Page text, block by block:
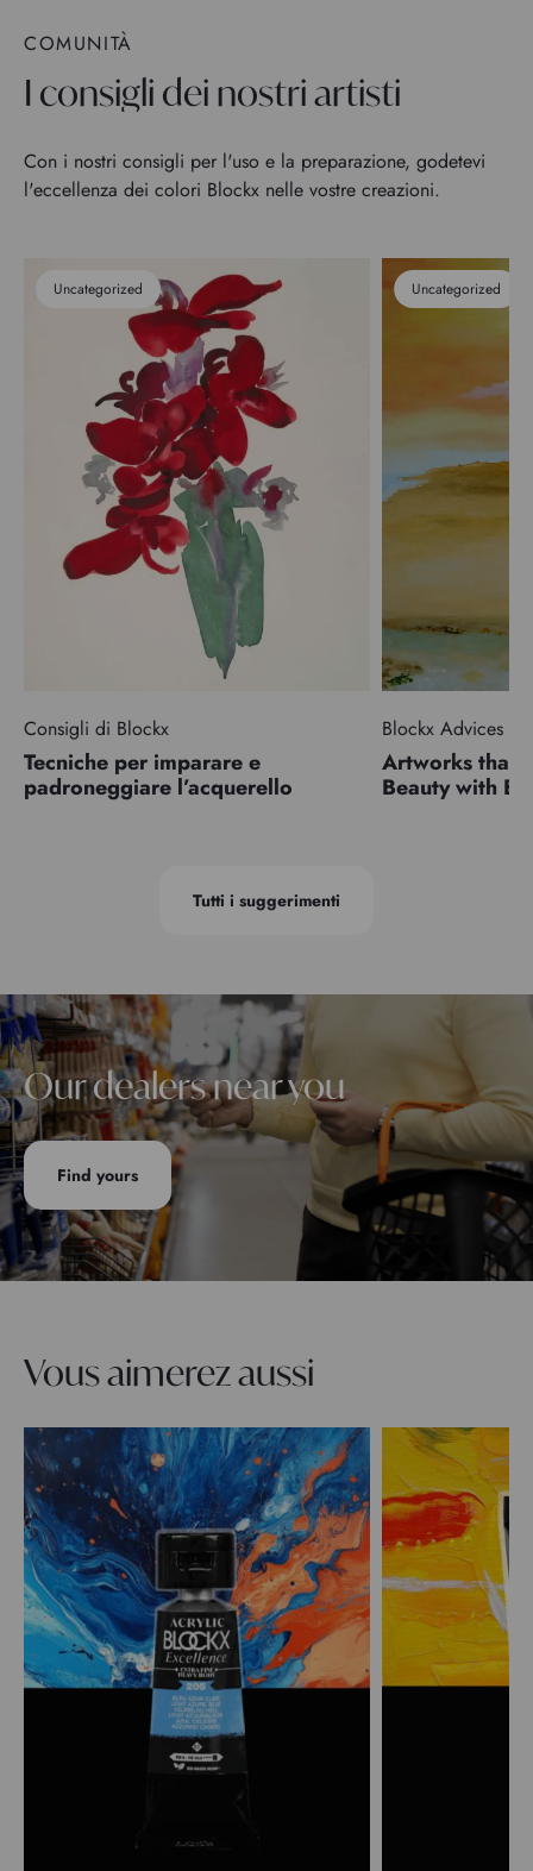
COMUNITÀ
I consigli dei nostri artisti
Con i nostri consigli per l'uso e la preparazione, godetevi
l'eccellenza dei colori Blockx nelle vostre creazioni.
Uncategorized
Consigli di Blockx
Tecniche per imparare e
padroneggiare l’acquerello
Uncategorized
Blockx Advices
Artworks that
Beauty with
Tutti i suggerimenti
Our dealers near you
Find yours
Vous aimerez aussi